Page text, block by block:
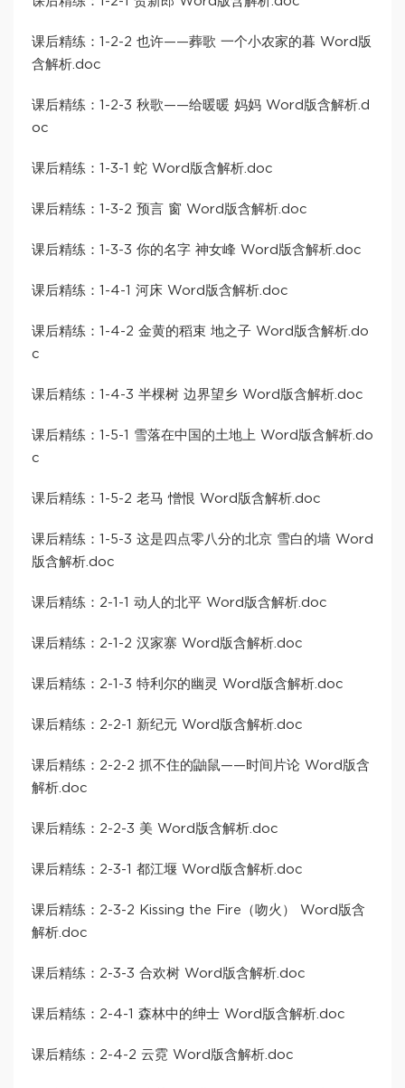
课后精练：1-2-2 也许——葬歌 一个小农家的暮 Word版
含解析.doc
课后精练：1-2-3 秋歌——给暖暖 妈妈 Word版含解析.d
oc
课后精练：1-3-1 蛇 Word版含解析.doc
课后精练：1-3-2 预言 窗 Word版含解析.doc
课后精练：1-3-3 你的名字 神女峰 Word版含解析.doc
课后精练：1-4-1 河床 Word版含解析.doc
课后精练：1-4-2 金黄的稻束 地之子 Word版含解析.do
c
课后精练：1-4-3 半棵树 边界望乡 Word版含解析.doc
课后精练：1-5-1 雪落在中国的土地上 Word版含解析.do
c
课后精练：1-5-2 老马 憎恨 Word版含解析.doc
课后精练：1-5-3 这是四点零八分的北京 雪白的墙 Word
版含解析.doc
课后精练：2-1-1 动人的北平 Word版含解析.doc
课后精练：2-1-2 汉家寨 Word版含解析.doc
课后精练：2-1-3 特利尔的幽灵 Word版含解析.doc
课后精练：2-2-1 新纪元 Word版含解析.doc
课后精练：2-2-2 抓不住的鼬鼠——时间片论 Word版含
解析.doc
课后精练：2-2-3 美 Word版含解析.doc
课后精练：2-3-1 都江堰 Word版含解析.doc
课后精练：2-3-2 Kissing the Fire（吻火） Word版含
解析.doc
课后精练：2-3-3 合欢树 Word版含解析.doc
课后精练：2-4-1 森林中的绅士 Word版含解析.doc
课后精练：2-4-2 云霓 Word版含解析.doc